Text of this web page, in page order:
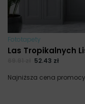
Fototapety
Las Tropikalnych
52.43 zł
Najniższa cena